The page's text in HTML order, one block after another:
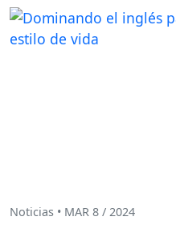
Noticias • MAR 8 / 2024